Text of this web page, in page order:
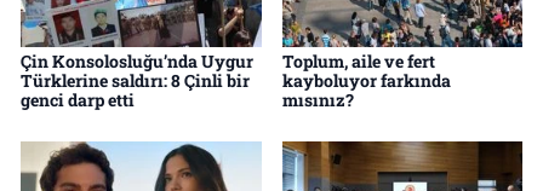
Çin Konsolosluğu’nda Uygur
Türklerine saldırı: 8 Çinli bir
genci darp etti
Toplum, aile ve fert
kayboluyor farkında
mısınız?